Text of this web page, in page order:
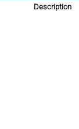
Description